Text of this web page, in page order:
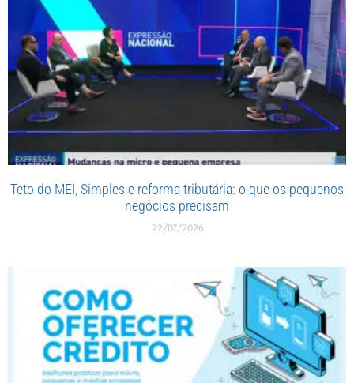
Teto do MEI, Simples e reforma tributária: o que os pequenos
negócios precisam
22/07/2026